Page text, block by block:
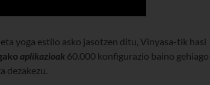
yoga estilo asko jasotzen ditu, Vinyasa-tik hasi
aplikazioak 60.000 konfigurazio baino gehiago
dezakezu.